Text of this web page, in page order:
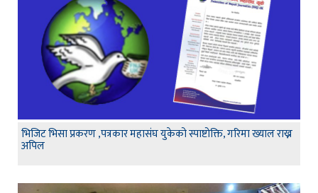
भिजिट भिसा प्रकरण ,पत्रकार महासंघ युकेको स्पाष्टोक्ति, गरिमा ख्याल राख्न
अपिल